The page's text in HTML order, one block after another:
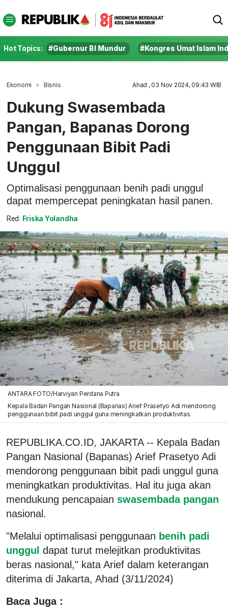
Hot Topics: #Gubernur BI Mundur #Kongres Umat Islam
Ekonomi Bisnis Ahad , 03 Nov 2024, 09:43 WIB
Dukung Swasembada
Pangan, Bapanas Dorong
Penggunaan Bibit Padi
Unggul
Optimalisasi penggunaan benih padi unggul
dapat mempercepat peningkatan hasil panen.
Red: Friska Yolandha
ANTARA FOTO/Harviyan Perdana Putra
Kepala Badan Pangan Nasional (Bapanas) Arief Prasetyo Adi mendorong
penggunaan bibit padi unggul guna meningkatkan produktivitas.
REPUBLIKA.CO.ID, JAKARTA -- Kepala Badan
Pangan Nasional (Bapanas) Arief Prasetyo Adi
mendorong penggunaan bibit padi unggul guna
meningkatkan produktivitas. Hal itu juga akan
mendukung pencapaian swasembada pangan
nasional.
"Melalui optimalisasi penggunaan benih padi
unggul dapat turut melejitkan produktivitas
beras nasional," kata Arief dalam keterangan
diterima di Jakarta, Ahad (3/11/2024)
Baca Juga :